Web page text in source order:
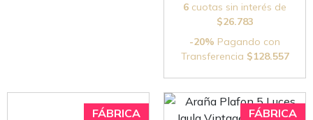
6 cuotas sin interés de
$26.783
-20% Pagando con
Transferencia $128.557